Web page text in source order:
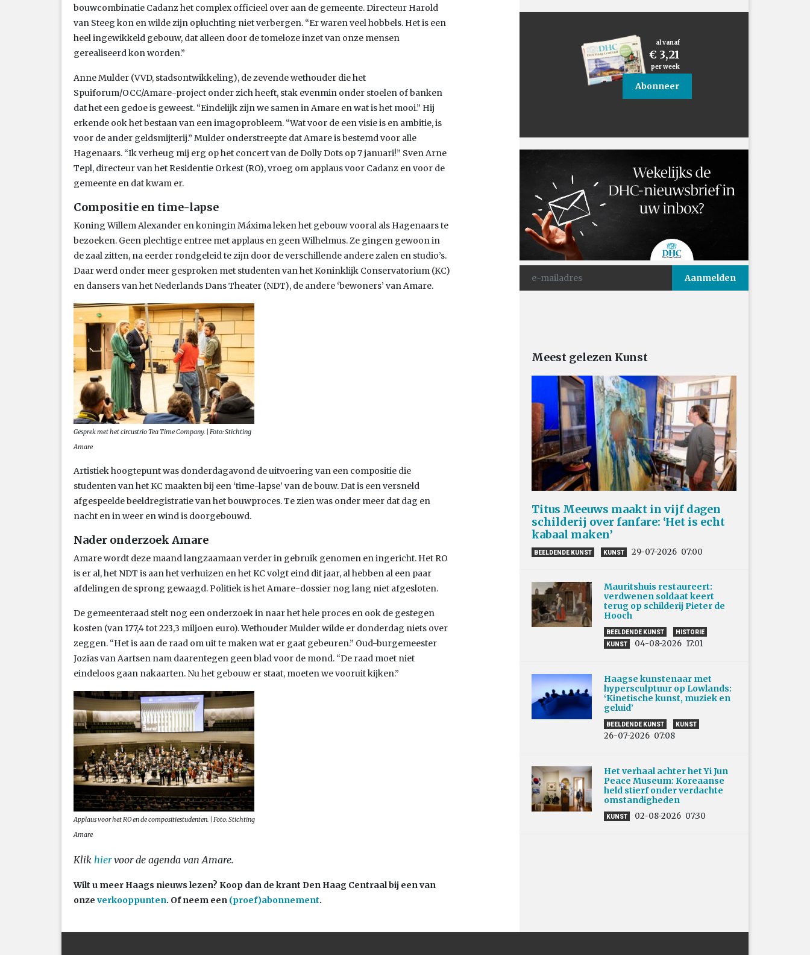
bouwcombinatie Cadanz het complex officieel over aan de gemeente. Directeur Harold
van Steeg kon en wilde zijn opluchting niet verbergen. “Er waren veel hobbels. Het is een
heel ingewikkeld gebouw, dat alleen door de tomeloze inzet van onze mensen
gerealiseerd kon worden.”
Anne Mulder (VVD, stadsontwikkeling), de zevende wethouder die het
Spuiforum/OCC/Amare-project onder zich heeft, stak evenmin onder stoelen of banken
dat het een gedoe is geweest. “Eindelijk zijn we samen in Amare en wat is het mooi.” Hij
erkende ook het bestaan van een imagoprobleem. “Wat voor de een visie is en ambitie, is
voor de ander geldsmijterij.” Mulder onderstreepte dat Amare is bestemd voor alle
Hagenaars. “Ik verheug mij erg op het concert van de Dolly Dots op 7 januari!” Sven Arne
Tepl, directeur van het Residentie Orkest (RO), vroeg om applaus voor Cadanz en voor de
gemeente en dat kwam er.
Compositie en time-lapse
Koning Willem Alexander en koningin Máxima leken het gebouw vooral als Hagenaars te
bezoeken. Geen plechtige entree met applaus en geen Wilhelmus. Ze gingen gewoon in
de zaal zitten, na eerder rondgeleid te zijn door de verschillende andere zalen en studio’s.
Daar werd onder meer gesproken met studenten van het Koninklijk Conservatorium (KC)
en dansers van het Nederlands Dans Theater (NDT), de andere ‘bewoners’ van Amare.
Gesprek met het circustrio Tea Time Company. | Foto: Stichting
Amare
Artistiek hoogtepunt was donderdagavond de uitvoering van een compositie die
studenten van het KC maakten bij een ‘time-lapse’ van de bouw. Dat is een versneld
afgespeelde beeldregistratie van het bouwproces. Te zien was onder meer dat dag en
nacht en in weer en wind is doorgebouwd.
Nader onderzoek Amare
Amare wordt deze maand langzaamaan verder in gebruik genomen en ingericht. Het RO
is er al, het NDT is aan het verhuizen en het KC volgt eind dit jaar, al hebben al een paar
afdelingen de sprong gewaagd. Politiek is het Amare-dossier nog lang niet afgesloten.
De gemeenteraad stelt nog een onderzoek in naar het hele proces en ook de gestegen
kosten (van 177,4 tot 223,3 miljoen euro). Wethouder Mulder wilde er donderdag niets over
zeggen. “Het is aan de raad om uit te maken wat er gaat gebeuren.” Oud-burgemeester
Jozias van Aartsen nam daarentegen geen blad voor de mond. “De raad moet niet
eindeloos gaan nakaarten. Nu het gebouw er staat, moeten we vooruit kijken.”
Applaus voor het RO en de compositiestudenten. | Foto: Stichting
Amare
Klik hiervoor de agenda van Amare.
Wilt u meer Haags nieuws lezen? Koop dan de krant Den Haag Centraal bij een van
onze verkooppunten. Of neem een (proef)abonnement.
al vanaf
€ 3,21
per week
Abonneer
Meest gelezen Kunst
Titus Meeuws maakt in vijf dagen
schilderij over fanfare: ‘Het is echt
kabaal maken’
BEELDENDE KUNST KUNST 29-07-2026 07:00
Mauritshuis restaureert:
verdwenen soldaat keert
terug op schilderij Pieter de
Hooch
BEELDENDE KUNST
HISTORIE
KUNST
04-08-2026 17:01
Haagse kunstenaar met
hypersculptuur op Lowlands:
‘Kinetische kunst, muziek en
geluid’
BEELDENDE KUNST KUNST
26-07-2026 07:08
Het verhaal achter het Yi Jun
Peace Museum: Koreaanse
held stierf onder verdachte
omstandigheden
KUNST 02-08-2026 07:30